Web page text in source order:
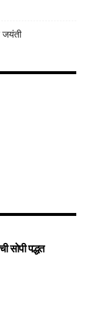
जयंती
सोपी पद्धत